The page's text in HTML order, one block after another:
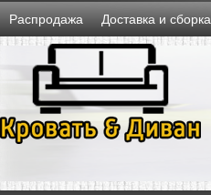
Распродажа Доставка и сборка